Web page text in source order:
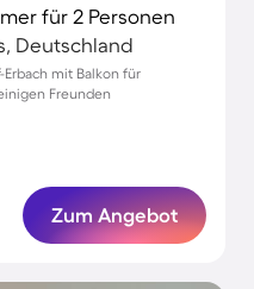
für 2 Personen
Deutschland
mit Balkon für
Freunden
Zum Angebot